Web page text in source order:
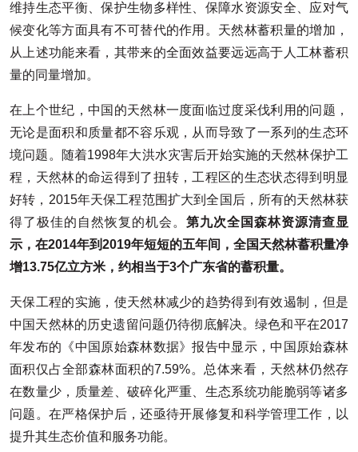
维持生态平衡、保护生物多样性、保障水资源安全、应对气
候变化等方面具有不可替代的作用。天然林蓄积量的增加，
从上述功能来看，其带来的全面效益要远远高于人工林蓄积
量的同量增加。
在上个世纪，中国的天然林一度面临过度采伐利用的问题，
无论是面积和质量都不容乐观，从而导致了一系列的生态环
境问题。随着1998年大洪水灾害后开始实施的天然林保护工
程，天然林的命运得到了扭转，工程区的生态状态得到明显
好转，2015年天保工程范围扩大到全国后，所有的天然林获
得了极佳的自然恢复的机会。 第九次全国森林资源清查显
示，在2014年到2019年短短的五年间，全国天然林蓄积量净
增13.75亿立方米，约相当于3个广东省的蓄积量。
天保工程的实施，使天然林减少的趋势得到有效遏制，但是
中国天然林的历史遗留问题仍待彻底解决。绿色和平在2017
年发布的《中国原始森林数据》报告中显示，中国原始森林
面积仅占全部森林面积的7.59%。总体来看，天然林仍然存
在数量少，质量差、破碎化严重、生态系统功能脆弱等诸多
问题。在严格保护后，还亟待开展修复和科学管理工作，以
提升其生态价值和服务功能。